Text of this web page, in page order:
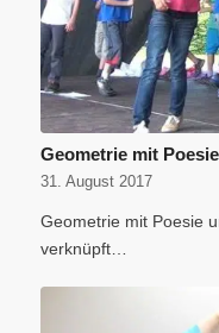
Geometrie mit
31. August 2017
Geometrie mit Poesie
verknüpft…